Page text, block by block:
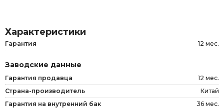
Характеристики
Гарантия 12 мес.
Заводские данные
Гарантия продавца
12 мес.
Страна-производитель
Китай
Гарантия на внутренний бак
36 мес.